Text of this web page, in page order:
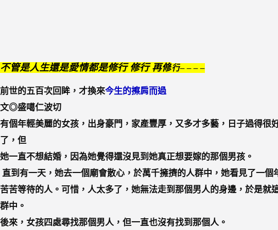
不管是人生還是愛情都是修行 修行 再修行– – – –
前世的五百次回眸，才換來今生的擦肩而過
文◎盛噶仁波切
有個年輕美麗的女孩，出身豪門，家產豐厚，又多才多藝，日子過得很
了，但
她一直不想結婚，因為她覺得還沒見到她真正想要嫁的那個男孩。
直到有一天，她去一個廟會散心，於萬千擁擠的人群中，她看見了一
苦苦等待的人。可惜，人太多了，她無法走到那個男人的身邊，於是就
群中。
後來，女孩四處尋找那個男人，但一直也沒有找到那個人。